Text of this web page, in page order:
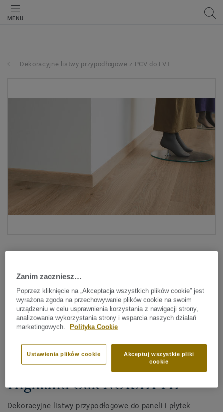
MENU
Dekoracyjne listwy przypodłogowe z PCV do LVT
Sprawdź wszystkie wzory (372)
Dekoracyjne listwy
przypodłogowe z PCV do LVT -
Highland Oak NOISETTE
Dekoracyjne listwy przypodłogowe do paneli i płytek
Zanim zaczniesz…
Poprzez kliknięcie na „Akceptacja wszystkich plików cookie” jest
wyrażona zgoda na przechowywanie plików cookie na swoim
urządzeniu w celu usprawnienia korzystania z nawigacji strony,
analizowania wykorzystania strony i wsparcia naszych działań
marketingowych.
Polityka Cookie
Akceptuj wszystkie pliki
cookie
Ustawienia plików cookie